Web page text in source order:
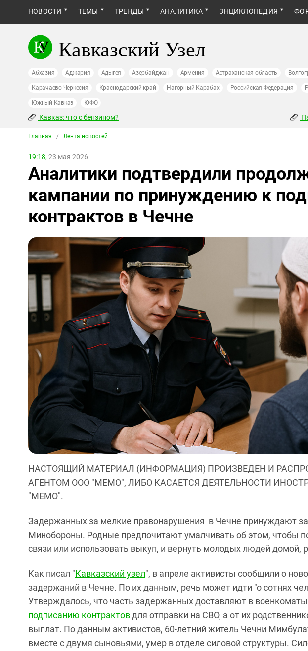
НОВОСТИ ТЕМЫ ТРЕНДЫ АНАЛИТИКА ЭНЦИКЛОПЕДИЯ
Кавказский Узел
Абхазия Аджария Адыгея Азербайджан Армения Астраханская область
Карачаево-Черкесия Краснодарский край Нагорный Карабах Российская Федерация
Южный Кавказ ЮФО
Кавказ: что с бензином?
Главная / Лента новостей
19:18, 23 мая 2026
Аналитики подтвердили
кампании по принуждению к
контрактов в Чечне
НАСТОЯЩИЙ МАТЕРИАЛ (ИНФОРМАЦИЯ) ПРОИЗВЕДЕН И
АГЕНТОМ ООО "МЕМО", ЛИБО КАСАЕТСЯ ДЕЯТЕЛЬНОСТИ
"МЕМО".
Задержанных за мелкие правонарушения в Чечне принуждают
Минобороны. Родные предпочитают умалчивать об этом, чтобы
связи или использовать выкуп, и вернуть молодых людей домой,
Как писал "Кавказский узел", в апреле активисты сообщили о
задержаний в Чечне. По их данным, речь может идти "о сотнях
Утверждалось, что часть задержанных доставляют в
подписанию контрактовдля отправки на СВО, а от их
выплат. По данным активистов, 60-летний житель Чечни
вместе с двумя сыновьями, умер в отделе силовой структуры.